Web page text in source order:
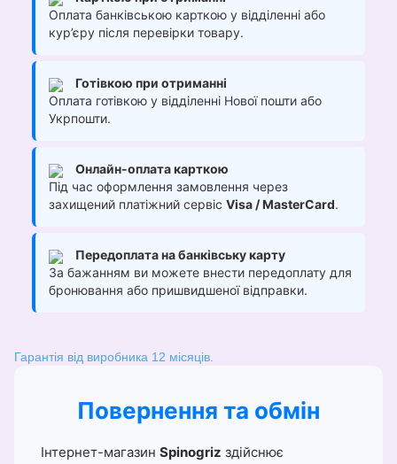
Оплата банківською карткою у відділенні або
кур’єру після перевірки товару.
Готівкою при отриманні
Оплата готівкою у відділенні Нової пошти або
Укрпошти.
Онлайн-оплата карткою
Під час оформлення замовлення через
захищений платіжний сервіс Visa / MasterCard.
Передоплата на банківську карту
За бажанням ви можете внести передоплату для
бронювання або пришвидшеної відправки.
Гарантія від виробника 12 місяців.
Повернення та обмін
Інтернет-магазин Spinogriz здійснює